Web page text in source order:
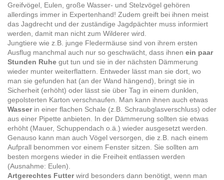
Greifvögel, Eulen, große Wasser- und Stelzvögel gehören
allerdings immer in Expertenhand! Zudem greift bei ihnen meist
das Jagdrecht und der zuständige Jagdpächter muss informiert
werden, damit man nicht zum Wilderer wird.
Jungtiere wie z.B. junge Fledermäuse sind von ihrem ersten
Ausflug manchmal auch nur so geschwächt, dass ihnen ein paar
Stunden Ruhe gut tun und sie in der nächsten Dämmerung
wieder munter weiterflattern. Entweder lässt man sie dort, wo
man sie gefunden hat (an der Wand hängend), bringt sie in
Sicherheit (erhöht) oder lässt sie über Tag in einem dunklen,
gepolsterten Karton verschnaufen. Man kann ihnen auch etwas
Wasserin einer flachen Schale (z.B. Schraubglasverschluss) oder
aus einer Pipette anbieten. In der Dämmerung sollten sie etwas
erhöht (Mauer, Schuppendach o.ä.) wieder ausgesetzt werden.
Genauso kann man auch Vögel versorgen, die z.B. nach einem
Aufprall benommen vor einem Fenster sitzen. Sie sollten am
besten morgens wieder in die Freiheit entlassen werden
(Ausnahme: Eulen).
Artgerechtes Futterwird besonders dann benötigt, wenn man